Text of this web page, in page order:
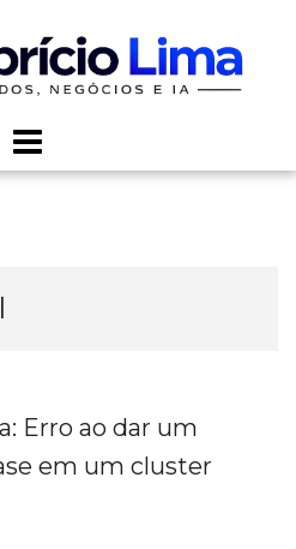
Erro ao dar um
em um cluster